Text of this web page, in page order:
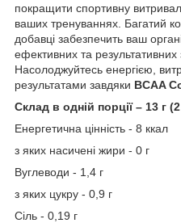
покращити спортивну
ваших тренуваннях. Багатий
добавці забезпечить ваш
ефективних та результативних
Насолоджуйтесь енергією,
результатами завдяки BCAA
Склад в одній порції – 13 г
Енергетична цінність - 8 ккал
з яких насичені жири - 0 г
Вуглеводи - 1,4 г
з яких цукру - 0,9 г
Сіль - 0,19 г